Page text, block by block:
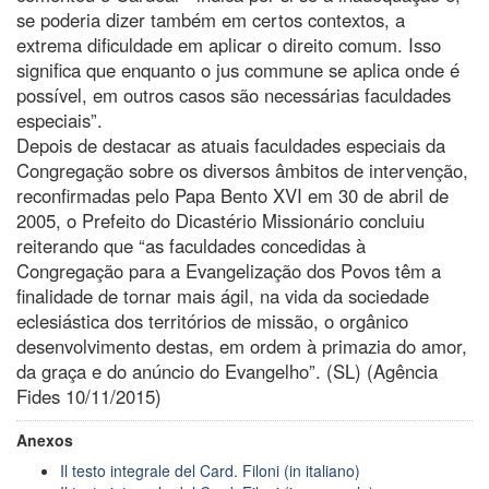
se poderia dizer também em certos contextos, a
extrema dificuldade em aplicar o direito comum. Isso
significa que enquanto o jus commune se aplica onde é
possível, em outros casos são necessárias faculdades
especiais”.
Depois de destacar as atuais faculdades especiais da
Congregação sobre os diversos âmbitos de intervenção,
reconfirmadas pelo Papa Bento XVI em 30 de abril de
2005, o Prefeito do Dicastério Missionário concluiu
reiterando que “as faculdades concedidas à
Congregação para a Evangelização dos Povos têm a
finalidade de tornar mais ágil, na vida da sociedade
eclesiástica dos territórios de missão, o orgânico
desenvolvimento destas, em ordem à primazia do amor,
da graça e do anúncio do Evangelho”. (SL) (Agência
Fides 10/11/2015)
Anexos
Il testo integrale del Card. Filoni (in italiano)